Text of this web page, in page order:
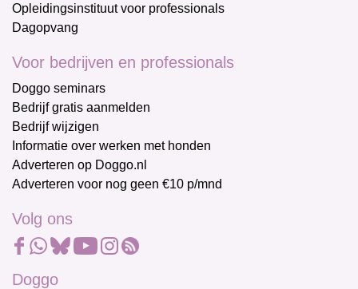
Opleidingsinstituut voor professionals
Dagopvang
Voor bedrijven en professionals
Doggo seminars
Bedrijf gratis aanmelden
Bedrijf wijzigen
Informatie over werken met honden
Adverteren op Doggo.nl
Adverteren voor nog geen €10 p/mnd
Volg ons
Doggo